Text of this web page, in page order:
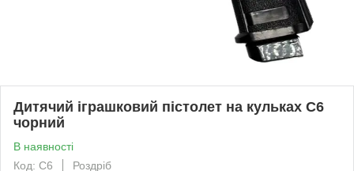
Дитячий іграшковий пістолет на кульках C6
чорний
В наявності
Код: C6
Роздріб